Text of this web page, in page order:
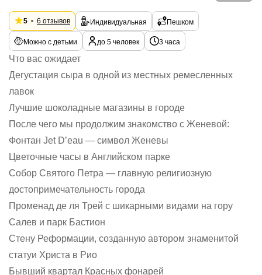
5 6 отзывов Индивидуальная Пешком
Можно с детьми до 5 человек 3 часа
Что вас ожидает
Дегустация сыра в одной из местных ремесленных
лавок
Лучшие шоколадные магазины в городе
После чего мы продолжим знакомство с Женевой:
Фонтан Jet D’eau — символ Женевы
Цветочные часы в Английском парке
Собор Святого Петра — главную религиозную
достопримечательность города
Променад де ля Трей с шикарными видами на гору
Салев и парк Бастион
Стену Реформации, созданную автором знаменитой
статуи Христа в Рио
Бывший квартал Красных фонарей